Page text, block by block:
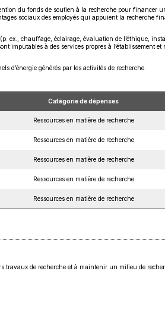
du fonds de soutien à la recherche pour financer
sociaux des employés qui appuient la recherche
ex., chauffage, éclairage, évaluation de l’éthique,
à des services propres à l’établissement et
d’énergie générés par les activités de recherche.
Catégorie de dépenses
Ressources en matière de recherche
Ressources en matière de recherche
Ressources en matière de recherche
Ressources en matière de recherche
Ressources en matière de recherche
travaux de recherche et à maintenir un milieu de